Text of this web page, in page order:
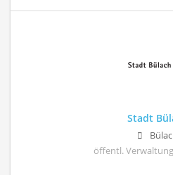
Stadt
öffentl.